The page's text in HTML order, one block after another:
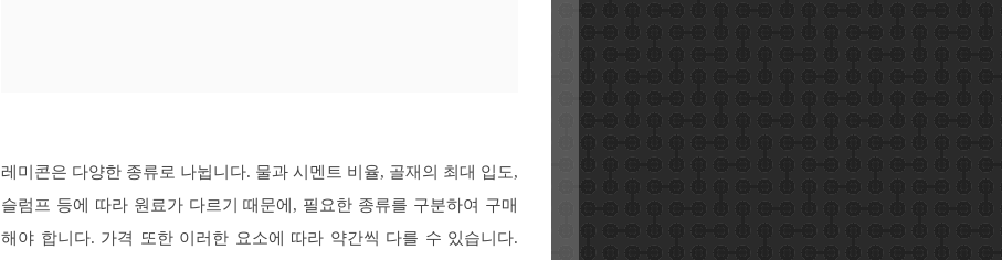
레미콘은 다양한 종류로 나뉩니다. 물과 시멘트 비율, 골재의 최대 입도,
슬럼프 등에 따라 원료가 다르기 때문에, 필요한 종류를 구분하여 구매
해야 합니다. 가격 또한 이러한 요소에 따라 약간씩 다를 수 있습니다.